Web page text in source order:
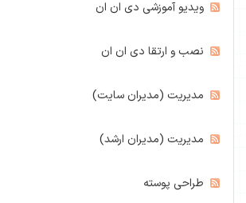
ویدیو آموزشی دی ان ان
نصب و ارتقا دی ان ان
مدیریت (مدیران سایت)
مدیریت (مدیران ارشد)
طراحی پوسته